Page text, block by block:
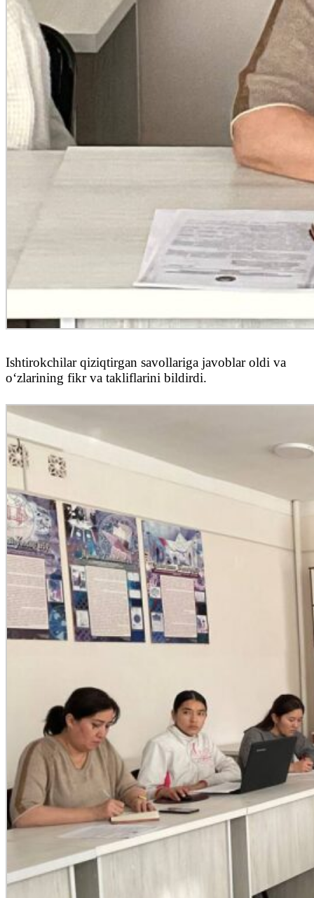
Ishtirokchilar qiziqtirgan savollariga javoblar oldi va
oʻzlarining fikr va takliflarini bildirdi.